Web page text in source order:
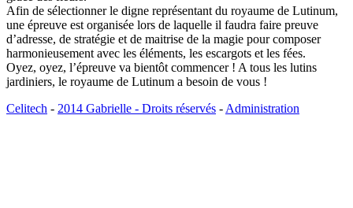
Afin de sélectionner le digne représentant du royaume de Lutinum,
une épreuve est organisée lors de laquelle il faudra faire preuve
d’adresse, de stratégie et de maitrise de la magie pour composer
harmonieusement avec les éléments, les escargots et les fées.
Oyez, oyez, l’épreuve va bientôt commencer ! A tous les lutins
jardiniers, le royaume de Lutinum a besoin de vous !
Celitech - 2014 Gabrielle - Droits réservés - Administration